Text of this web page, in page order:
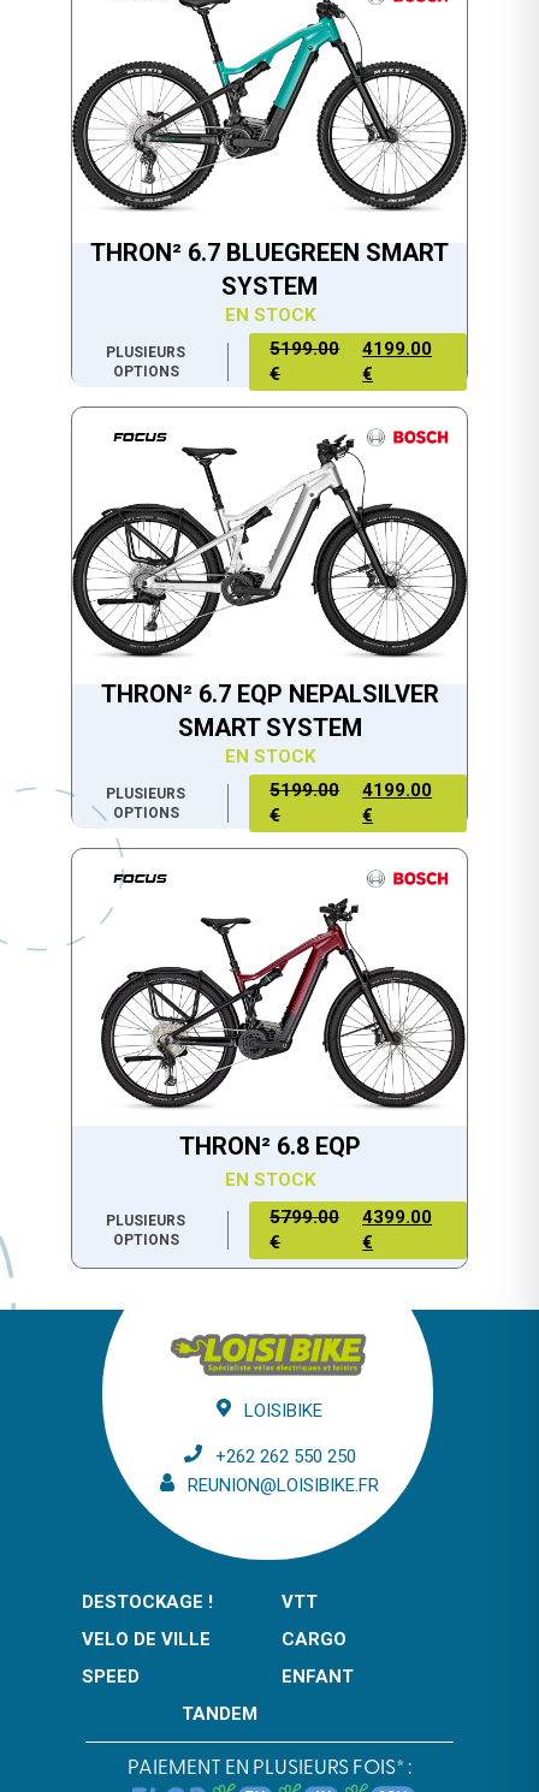
THRON² 6.7 BLUEGREEN SMART
SYSTEM
EN STOCK
PLUSIEURS
OPTIONS
5199.00
€
4199.00
€
THRON² 6.7 EQP NEPALSILVER
SMART SYSTEM
EN STOCK
PLUSIEURS
OPTIONS
5199.00
€
4199.00
€
THRON² 6.8 EQP
EN STOCK
PLUSIEURS
OPTIONS
5799.00
€
4399.00
€
LOISIBIKE
+262 262 550 250
REUNION@LOISIBIKE.FR
DESTOCKAGE !
VTT
VELO DE VILLE
CARGO
SPEED
ENFANT
TANDEM
PAIEMENT EN PLUSIEURS FOIS* :